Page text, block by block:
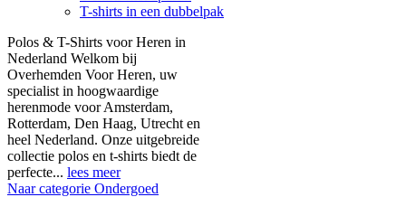
T-shirts in een dubbelpak
Polos & T-Shirts voor Heren in
Nederland Welkom bij
Overhemden Voor Heren, uw
specialist in hoogwaardige
herenmode voor Amsterdam,
Rotterdam, Den Haag, Utrecht en
heel Nederland. Onze uitgebreide
collectie polos en t-shirts biedt de
perfecte... lees meer
Naar categorie Ondergoed